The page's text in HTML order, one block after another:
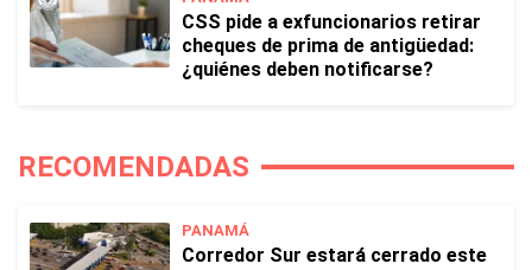
CSS pide a exfuncionarios retirar
cheques de prima de antigüedad:
¿quiénes deben notificarse?
RECOMENDADAS
PANAMÁ
Corredor Sur estará cerrado este